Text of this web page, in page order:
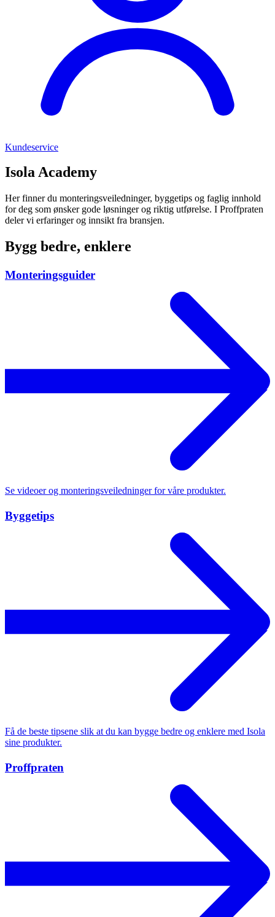
Kundeservice
Isola Academy
Her finner du monteringsveiledninger, byggetips og faglig innhold
for deg som ønsker gode løsninger og riktig utførelse. I Proffpraten
deler vi erfaringer og innsikt fra bransjen.
Bygg bedre, enklere
Monteringsguider
Se videoer og monteringsveiledninger for våre produkter.
Byggetips
Få de beste tipsene slik at du kan bygge bedre og enklere med Isola
sine produkter.
Proffpraten